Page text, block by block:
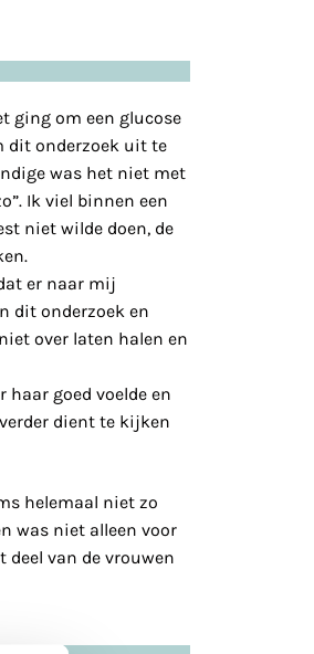
ging om een glucose
dit onderzoek uit te
was het niet met
Ik viel binnen een
niet wilde doen, de
er naar mij
dit onderzoek en
over laten halen en
haar goed voelde en
dient te kijken
helemaal niet zo
was niet alleen voor
van de vrouwen